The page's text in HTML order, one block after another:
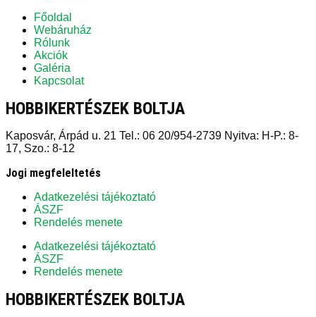
Főoldal
Webáruház
Rólunk
Akciók
Galéria
Kapcsolat
HOBBIKERTÉSZEK BOLTJA
Kaposvár, Árpád u. 21 Tel.: 06 20/954-2739 Nyitva: H-P.: 8-
17, Szo.: 8-12
Jogi megfeleltetés
Adatkezelési tájékoztató
ÁSZF
Rendelés menete
Adatkezelési tájékoztató
ÁSZF
Rendelés menete
HOBBIKERTÉSZEK BOLTJA